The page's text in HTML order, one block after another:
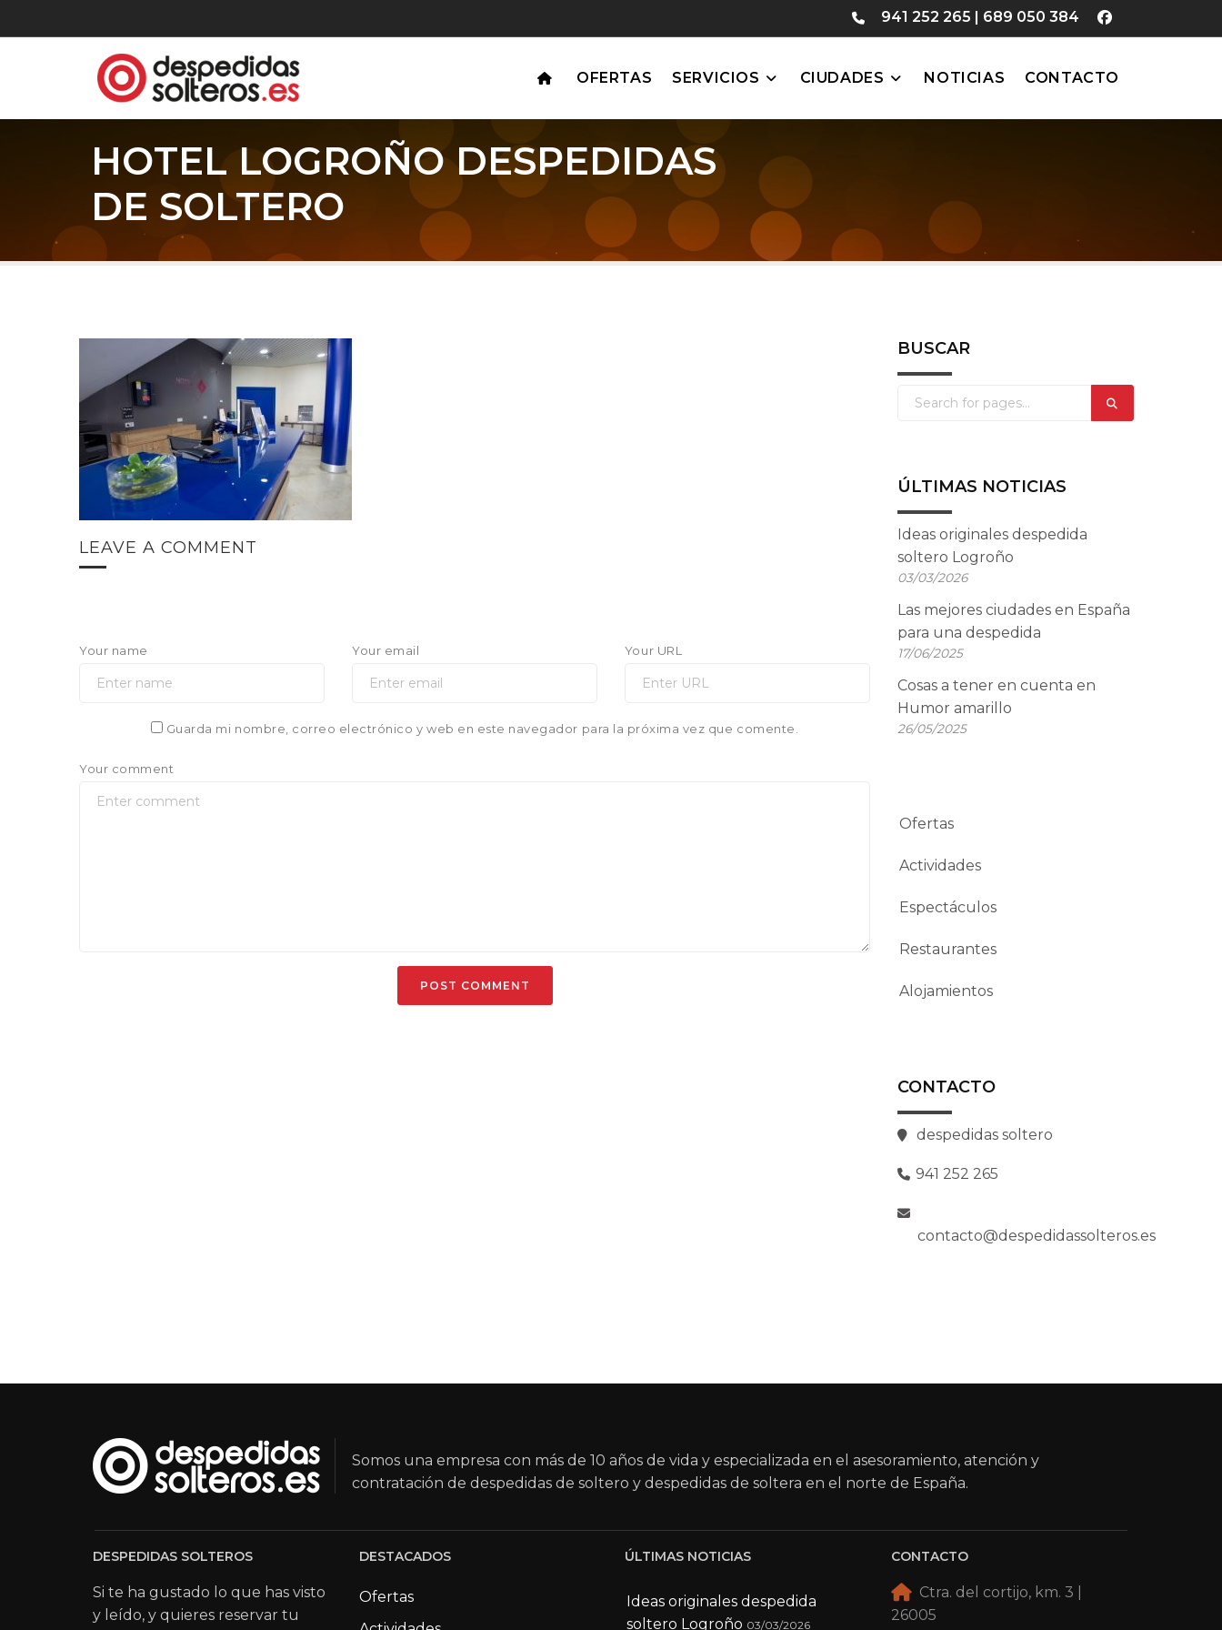
941 252 265 | 689 050 384
OFERTAS SERVICIOS CIUDADES NOTICIAS CONTACTO
HOTEL LOGROÑO DESPEDIDAS
DE SOLTERO
LEAVE A COMMENT
Your name Your email Your URL
Guarda mi nombre, correo electrónico y web en este navegador para la próxima vez que comente.
Your comment
BUSCAR
ÚLTIMAS NOTICIAS
Ideas originales despedida
soltero Logroño
03/03/2026
Las mejores ciudades en España
para una despedida
17/06/2025
Cosas a tener en cuenta en
Humor amarillo
26/05/2025
Ofertas
Actividades
Espectáculos
Restaurantes
Alojamientos
CONTACTO
despedidas soltero
941 252 265
contacto@despedidassolteros.es
Somos una empresa con más de 10 años de vida y especializada en el asesoramiento, atención y
contratación de despedidas de soltero y despedidas de soltera en el norte de España.
DESPEDIDAS SOLTEROS
Si te ha gustado lo que has visto
y leído, y quieres reservar tu
DESTACADOS
Ofertas
ÚLTIMAS NOTICIAS
Ideas originales despedida
soltero Logroño 03/03/2026
CONTACTO
Ctra. del cortijo, km. 3 |
26005